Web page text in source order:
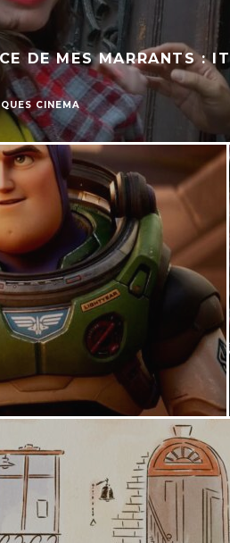
DE MES MARRANTS :
CINEMA